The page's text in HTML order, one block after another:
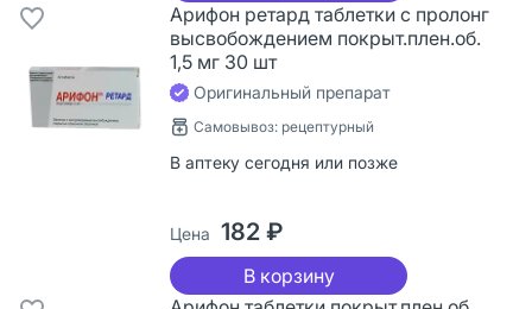
Арифон ретард таблетки с пролонг
высвобождением покрыт.плен.об.
1,5 мг 30 шт
Оригинальный препарат
Самовывоз: рецептурный
В аптеку сегодня или позже
Цена 182 ₽
В корзину